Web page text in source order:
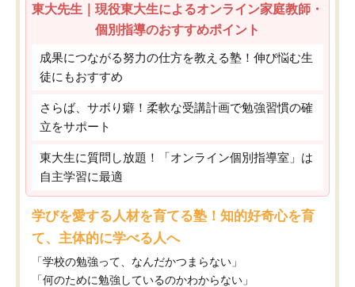
東大先生｜現役東大生によるオンライン家庭教師・
個別指導のおすすめポイント
成果につながる努力の仕方を教える塾！伸び悩む生
徒にもおすすめ
さらば、サボり癖！柔軟な受講計画で勉強習慣の確
立をサポート
東大生に質問し放題！「オンライン個別指導室」は
自主学習に最適
学びを愛する人材を育てる塾！知的好奇心を育
て、主体的に学べる人へ
「学校の勉強って、なんだかつまらない」
「何のために勉強しているのかわからない」